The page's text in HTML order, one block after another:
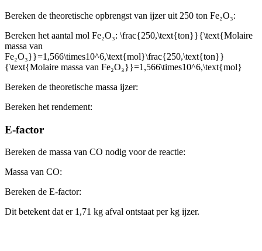
Bereken de theoretische opbrengst van ijzer uit 250 ton Fe₂O₃:
Bereken het aantal mol Fe₂O₃: \frac{250,\text{ton}}{\text{Molaire
massa van
Fe₂O₃}}=1,566\times10^6,\text{mol}\frac{250,\text{ton}}
{\text{Molaire massa van Fe₂O₃}}=1,566\times10^6,\text{mol}
Bereken de theoretische massa ijzer:
Bereken het rendement:
E-factor
Bereken de massa van CO nodig voor de reactie:
Massa van CO:
Bereken de E-factor:
Dit betekent dat er 1,71 kg afval ontstaat per kg ijzer.